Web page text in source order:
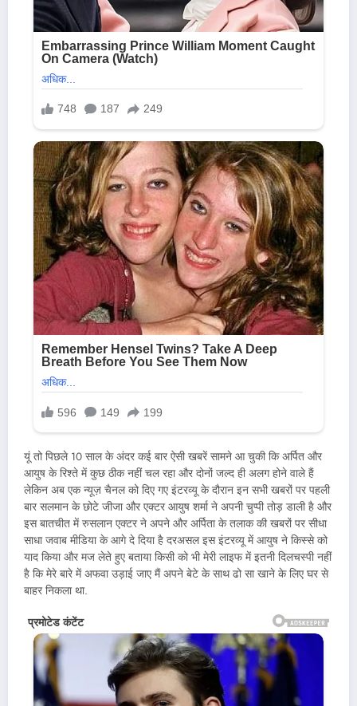
यूं तो पिछले 10 साल के अंदर कई बार ऐसी खबरें सामने आ चुकी कि अर्पित और
आयुष के रिश्ते में कुछ ठीक नहीं चल रहा और दोनों जल्द ही अलग होने वाले हैं
लेकिन अब एक न्यूज़ चैनल को दिए गए इंटरव्यू के दौरान इन सभी खबरों पर पहली
बार सलमान के छोटे जीजा और एक्टर आयुष शर्मा ने अपनी चुप्पी तोड़ डाली है और
इस बातचीत में रुसलान एक्टर ने अपने और अर्पिता के तलाक की खबरों पर सीधा
साधा जवाब मीडिया के आगे दे दिया है दरअसल इस इंटरव्यू में आयुष ने किस्से को
याद किया और मज लेते हुए बताया किसी को भी मेरी लाइफ में इतनी दिलचस्पी नहीं
है कि मेरे बारे में अफवा उड़ाई जाए मैं अपने बेटे के साथ ढो सा खाने के लिए घर से
बाहर निकला था.